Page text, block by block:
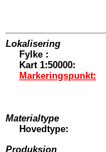
Lokalisering
Fylke :
Kart 1:50000:
Markeringspunkt:
Materialtype
Hovedtype:
Produksjon